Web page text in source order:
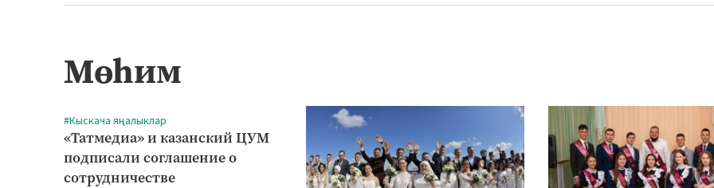
Мөһим
#Кыскача яңалыклар
«Татмедиа» и казанский ЦУМ
подписали соглашение о
сотрудничестве